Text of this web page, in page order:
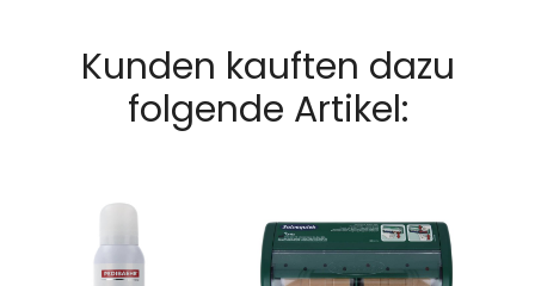
Kunden kauften dazu
folgende Artikel: